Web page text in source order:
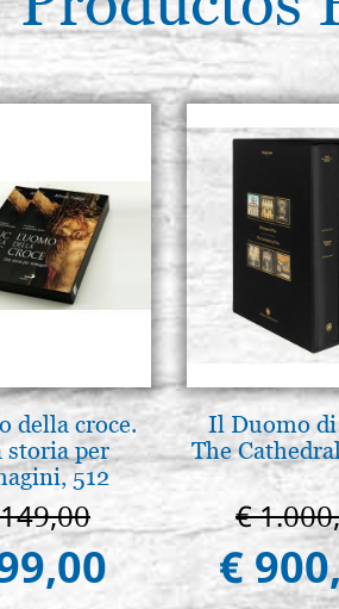
della croce.
storia per
512
páginas
Il Duomo di
The
€
€